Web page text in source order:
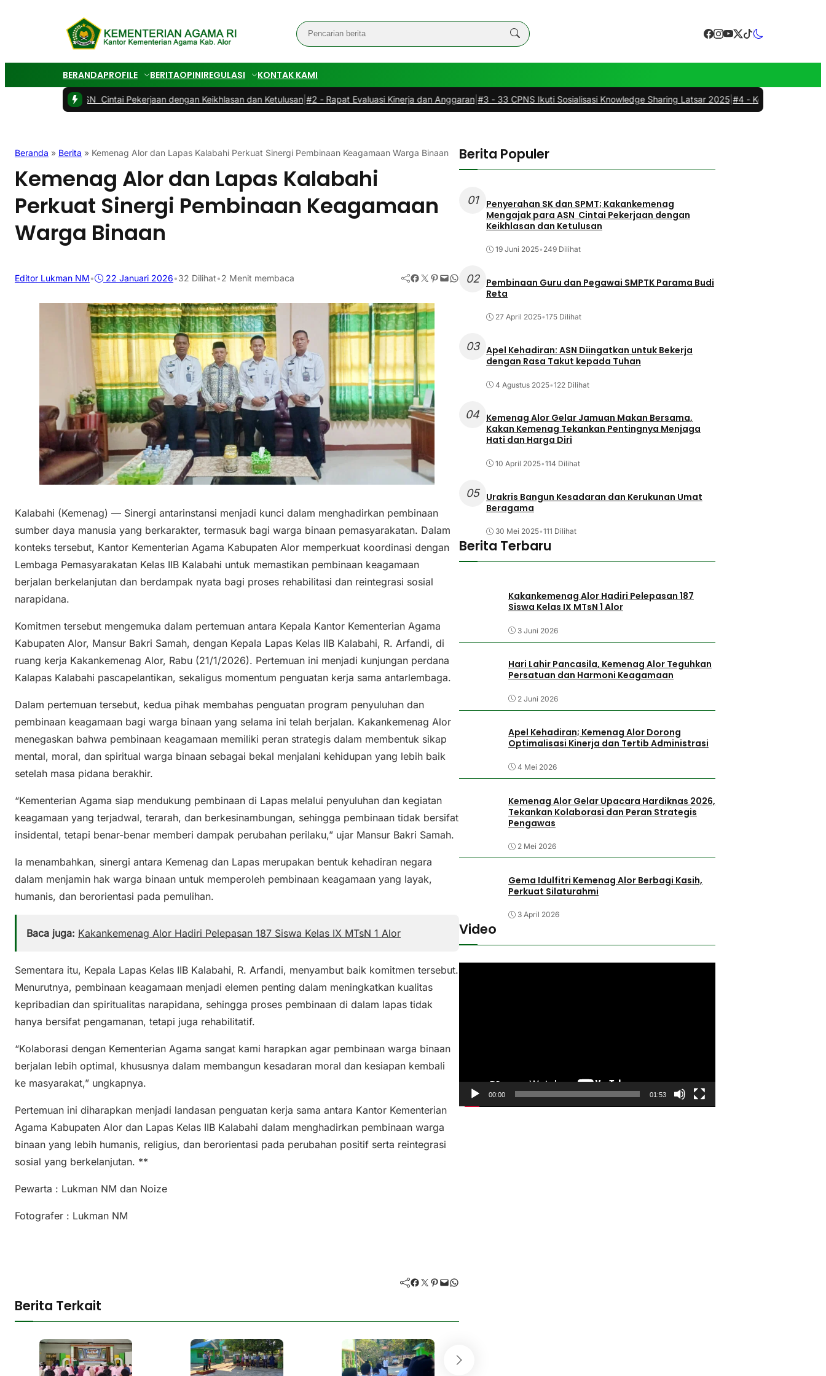
BERANDAPROFILE BERITAOPINIREGULASI KONTAK KAMI
para ASN Cintai Pekerjaan dengan Keikhlasan dan Ketulusan |#2 -Rapat Evaluasi Kinerja dan Anggaran |#3 -33 CPNS Ikuti Sosialisasi Knowledge Sharing Latsar 2025|#4 -Kemenag Alor Gelar SKTT
Beranda » Berita » Kemenag Alor dan Lapas Kalabahi Perkuat Sinergi Pembinaan Keagamaan Warga Binaan
Kemenag Alor dan Lapas Kalabahi
Perkuat Sinergi Pembinaan Keagamaan
Warga Binaan
Editor Lukman NM• 22 Januari 2026•32 Dilihat•2 Menit membaca Facebook Twitter Pinterest Mail WhatsApp
Kalabahi (Kemenag) — Sinergi antarinstansi menjadi kunci dalam menghadirkan pembinaan
sumber daya manusia yang berkarakter, termasuk bagi warga binaan pemasyarakatan. Dalam
konteks tersebut, Kantor Kementerian Agama Kabupaten Alor memperkuat koordinasi dengan
Lembaga Pemasyarakatan Kelas IIB Kalabahi untuk memastikan pembinaan keagamaan
berjalan berkelanjutan dan berdampak nyata bagi proses rehabilitasi dan reintegrasi sosial
narapidana.
Komitmen tersebut mengemuka dalam pertemuan antara Kepala Kantor Kementerian Agama
Kabupaten Alor, Mansur Bakri Samah, dengan Kepala Lapas Kelas IIB Kalabahi, R. Arfandi, di
ruang kerja Kakankemenag Alor, Rabu (21/1/2026). Pertemuan ini menjadi kunjungan perdana
Kalapas Kalabahi pascapelantikan, sekaligus momentum penguatan kerja sama antarlembaga.
Dalam pertemuan tersebut, kedua pihak membahas penguatan program penyuluhan dan
pembinaan keagamaan bagi warga binaan yang selama ini telah berjalan. Kakankemenag Alor
menegaskan bahwa pembinaan keagamaan memiliki peran strategis dalam membentuk sikap
mental, moral, dan spiritual warga binaan sebagai bekal menjalani kehidupan yang lebih baik
setelah masa pidana berakhir.
“Kementerian Agama siap mendukung pembinaan di Lapas melalui penyuluhan dan kegiatan
keagamaan yang terjadwal, terarah, dan berkesinambungan, sehingga pembinaan tidak bersifat
insidental, tetapi benar-benar memberi dampak perubahan perilaku,” ujar Mansur Bakri Samah.
Ia menambahkan, sinergi antara Kemenag dan Lapas merupakan bentuk kehadiran negara
dalam menjamin hak warga binaan untuk memperoleh pembinaan keagamaan yang layak,
humanis, dan berorientasi pada pemulihan.
Baca juga: Kakankemenag Alor Hadiri Pelepasan 187 Siswa Kelas IX MTsN 1 Alor
Sementara itu, Kepala Lapas Kelas IIB Kalabahi, R. Arfandi, menyambut baik komitmen tersebut.
Menurutnya, pembinaan keagamaan menjadi elemen penting dalam meningkatkan kualitas
kepribadian dan spiritualitas narapidana, sehingga proses pembinaan di dalam lapas tidak
hanya bersifat pengamanan, tetapi juga rehabilitatif.
“Kolaborasi dengan Kementerian Agama sangat kami harapkan agar pembinaan warga binaan
berjalan lebih optimal, khususnya dalam membangun kesadaran moral dan kesiapan kembali
ke masyarakat,” ungkapnya.
Pertemuan ini diharapkan menjadi landasan penguatan kerja sama antara Kantor Kementerian
Agama Kabupaten Alor dan Lapas Kelas IIB Kalabahi dalam menghadirkan pembinaan warga
binaan yang lebih humanis, religius, dan berorientasi pada perubahan positif serta reintegrasi
sosial yang berkelanjutan. **
Pewarta : Lukman NM dan Noize
Fotografer : Lukman NM
Facebook Twitter Pinterest Mail WhatsApp
Berita Terkait
Berita Populer
01
Penyerahan SK dan SPMT; Kakankemenag
Mengajak para ASN Cintai Pekerjaan dengan
Keikhlasan dan Ketulusan
19 Juni 2025• 249 Dilihat
02
Pembinaan Guru dan Pegawai SMPTK Parama Budi
Reta
27 April 2025•175 Dilihat
03 Apel Kehadiran: ASN Diingatkan untuk Bekerja
dengan Rasa Takut kepada Tuhan
4 Agustus 2025•122 Dilihat
04 Kemenag Alor Gelar Jamuan Makan Bersama,
Kakan Kemenag Tekankan Pentingnya Menjaga
Hati dan Harga Diri
10 April 2025•114 Dilihat
05
Urakris Bangun Kesadaran dan Kerukunan Umat
Beragama
30 Mei 2025•111 Dilihat
Berita Terbaru
Kakankemenag Alor Hadiri Pelepasan 187
Siswa Kelas IX MTsN 1 Alor
3 Juni 2026
Hari Lahir Pancasila, Kemenag Alor Teguhkan
Persatuan dan Harmoni Keagamaan
2 Juni 2026
Apel Kehadiran; Kemenag Alor Dorong
Optimalisasi Kinerja dan Tertib Administrasi
4 Mei 2026
Kemenag Alor Gelar Upacara Hardiknas 2026,
Tekankan Kolaborasi dan Peran Strategis
Pengawas
2 Mei 2026
Gema Idulfitri Kemenag Alor Berbagi Kasih,
Perkuat Silaturahmi
3 April 2026
Video
i
00:00 01:53